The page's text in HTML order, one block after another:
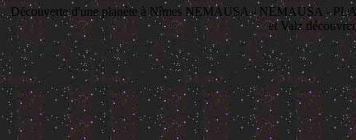
Découverte d'une planète à Nîmes NEMAUSA - NEMAUSA -
et Valz